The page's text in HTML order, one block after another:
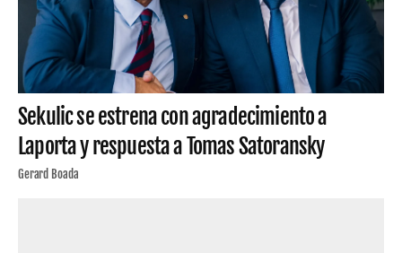
Sekulic se estrena con agradecimiento a
Laporta y respuesta a Tomas Satoransky
Gerard Boada